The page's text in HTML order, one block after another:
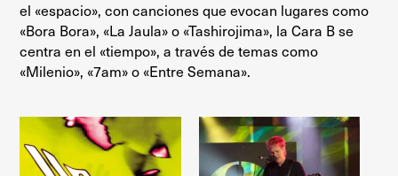
el «espacio», con canciones que evocan lugares como
«Bora Bora», «La Jaula» o «Tashirojima», la Cara B se
centra en el «tiempo», a través de temas como
«Milenio», «7am» o «Entre Semana».